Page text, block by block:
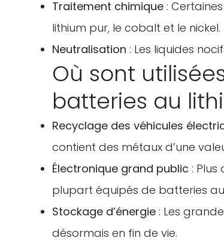
Traitement chimique :
lithium pur, le cobalt et le nickel.
Neutralisation : Les liquides
Où sont
batteries au
Recyclage des véhicules
contient des métaux d’une
Électronique grand public :
plupart équipés de batteries
Stockage d’énergie : Les
désormais en fin de vie.